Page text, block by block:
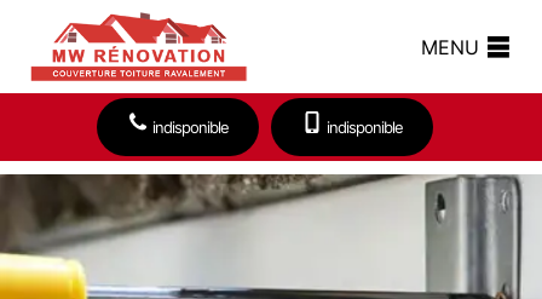
MENU
indisponible indisponible